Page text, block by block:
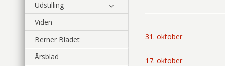
Udstilling
Viden
Berner Bladet
Årsblad
31. oktober
17. oktober